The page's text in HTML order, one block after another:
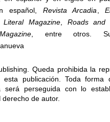
español, Revista Arcadia ,
Literal Magazine, Roads and
, entre otros.
Queda prohibida la
esta publicación. Toda forma
será perseguida con lo
de autor.